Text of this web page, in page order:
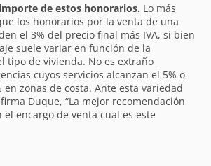
de estos honorarios. Lo más
los honorarios por la venta de una
el 3% del precio final más IVA, si bien
suele variar en función de la
tipo de vivienda. No es extraño
cuyos servicios alcanzan el 5% o
en zonas de costa. Ante esta variedad
Duque, “La mejor recomendación
el encargo de venta cual es este